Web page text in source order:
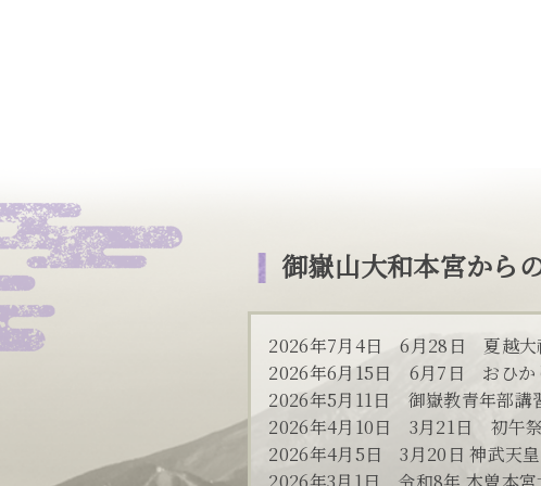
御嶽山大和本宮から
2026年7月4日
6月28日 夏越大
2026年6月15日
6月7日 おひか
2026年5月11日
御嶽教青年部講
2026年4月10日
3月21日 初午
2026年4月5日
3月20日 神武天
2026年3月1日
令和8年 木曽本